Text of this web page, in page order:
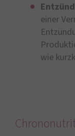
einer
wie